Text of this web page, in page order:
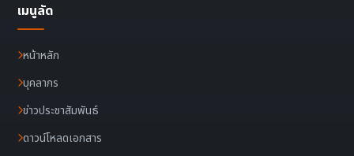
เมนูลัด
หน้าหลัก
บุคลากร
ข่าวประชาสัมพันธ์
ดาวน์โหลดเอกสาร